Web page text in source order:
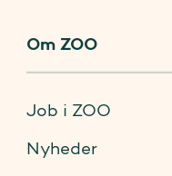
Om ZOO
Job i ZOO
Nyheder